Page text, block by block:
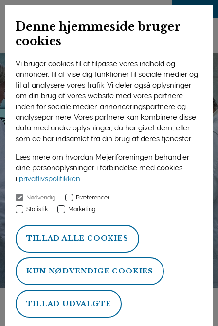
Denne hjemmeside bruger
cookies
Vi bruger cookies til at tilpasse vores indhold og
annoncer, til at vise dig funktioner til sociale medier og
til at analysere vores trafik. Vi deler også oplysninger
om din brug af vores website med vores partnere
inden for sociale medier, annonceringspartnere og
analysepartnere. Vores partnere kan kombinere disse
data med andre oplysninger, du har givet dem, eller
som de har indsamlet fra din brug af deres tjenester.
Læs mere om hvordan Mejeriforeningen behandler
dine personoplysninger i forbindelse med cookies
i privatlivspolitikken
Nødvendig
Præferencer
Statistik
Marketing
TILLAD ALLE COOKIES
KUN NØDVENDIGE COOKIES
TILLAD UDVALGTE
Mejeriforeningens